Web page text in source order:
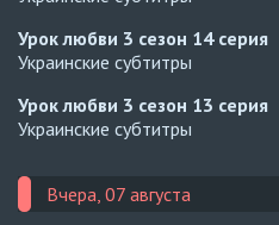
Урок любви 3 сезон 14 серия
Украинские субтитры
Урок любви 3 сезон 13 серия
Украинские субтитры
Вчера, 07 августа